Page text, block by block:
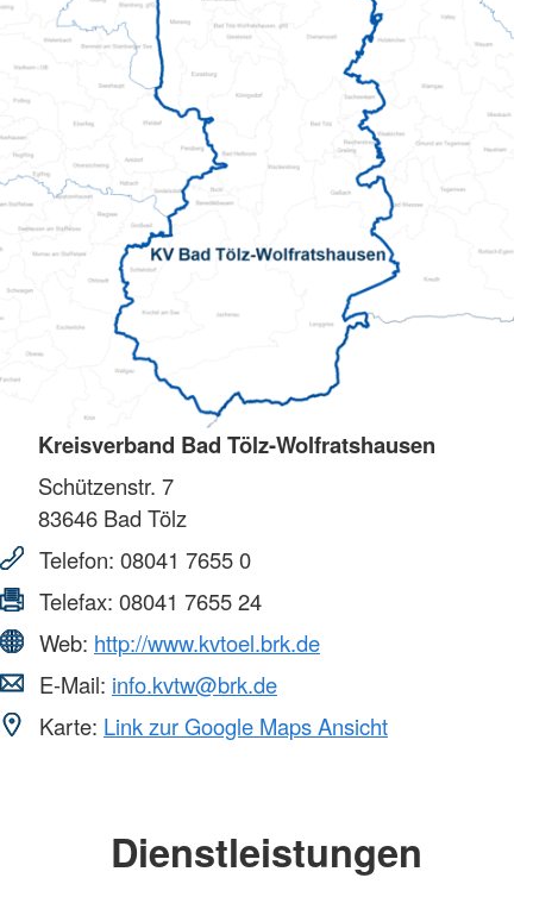
Kreisverband Bad Tölz-Wolfratshausen
Schützenstr. 7
83646 Bad Tölz
Telefon: 08041 7655 0
Telefax: 08041 7655 24
Web: http://www.kvtoel.brk.de
E-Mail: info.kvtw@brk.de
Karte: Link zur Google Maps Ansicht
Dienstleistungen